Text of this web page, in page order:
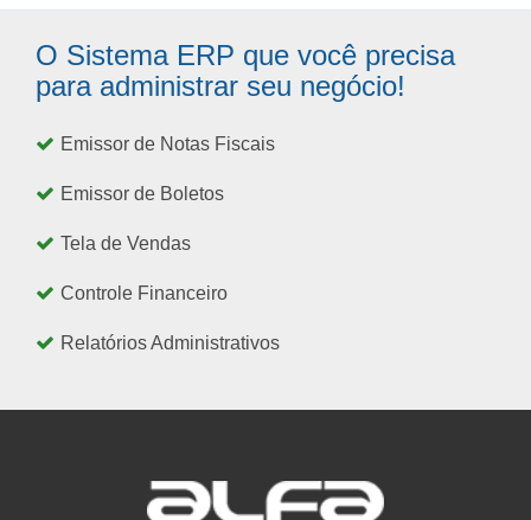
O Sistema ERP que você precisa
para administrar seu negócio!
Emissor de Notas Fiscais
Emissor de Boletos
Tela de Vendas
Controle Financeiro
Relatórios Administrativos